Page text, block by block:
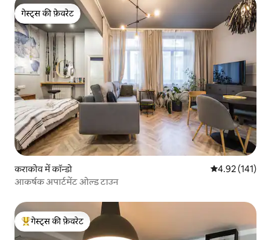
गेस्ट्स की फ़ेवरेट
गेस्ट्स की फ़ेवरेट
कराकोव में कॉन्डो औसत रेटिंग 5 में से
4.92 (141)
आकर्षक अपार्टमेंट ओल्ड टाउन
गेस्ट्स का टॉप फ़ेवरेट
गेस्ट्स की फ़ेवरेट